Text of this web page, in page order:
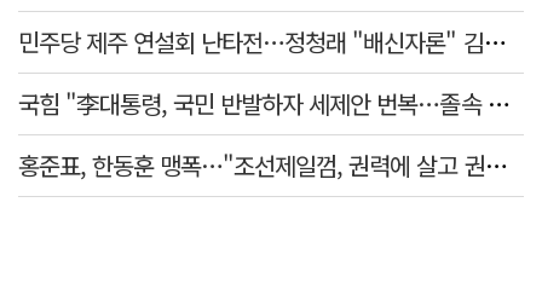
민주당 제주 연설회 난타전…정청래 "배신자론" 김민석 "관리 무능"
국힘 "李대통령, 국민 반발하자 세제안 번복…졸속 국정 즉각 중단"
홍준표, 한동훈 맹폭…"조선제일껌, 권력에 살고 권력에 죽었다"